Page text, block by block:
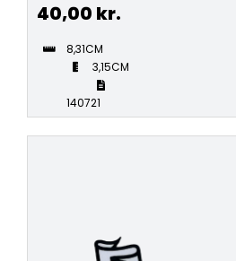
40,00 kr.
8,31CM
3,15CM
140721